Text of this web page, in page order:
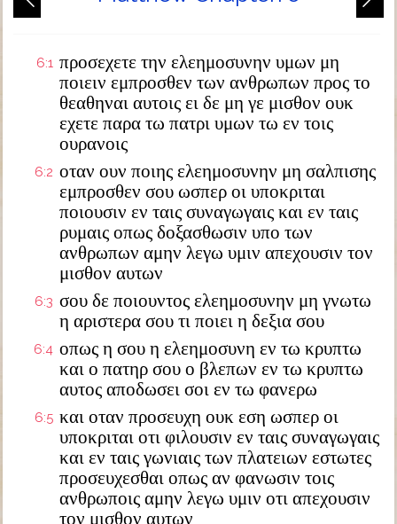
6:1 προσεχετε την ελεημοσυνην υμων μη
ποιειν εμπροσθεν των ανθρωπων προς το
θεαθηναι αυτοις ει δε μη γε μισθον ουκ
εχετε παρα τω πατρι υμων τω εν τοις
ουρανοις
6:2 οταν ουν ποιης ελεημοσυνην μη σαλπισης
εμπροσθεν σου ωσπερ οι υποκριται
ποιουσιν εν ταις συναγωγαις και εν ταις
ρυμαις οπως δοξασθωσιν υπο των
ανθρωπων αμην λεγω υμιν απεχουσιν τον
μισθον αυτων
6:3 σου δε ποιουντος ελεημοσυνην μη γνωτω
η αριστερα σου τι ποιει η δεξια σου
6:4 οπως η σου η ελεημοσυνη εν τω κρυπτω
και ο πατηρ σου ο βλεπων εν τω κρυπτω
αυτος αποδωσει σοι εν τω φανερω
6:5 και οταν προσευχη ουκ εση ωσπερ οι
υποκριται οτι φιλουσιν εν ταις συναγωγαις
και εν ταις γωνιαις των πλατειων εστωτες
προσευχεσθαι οπως αν φανωσιν τοις
ανθρωποις αμην λεγω υμιν οτι απεχουσιν
τον μισθον αυτων